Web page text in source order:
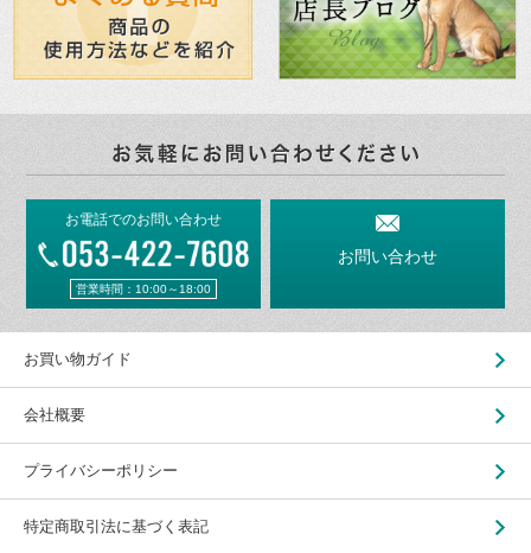
お電話でのお問い合わせ
営業時間：10:00～18:00
お問い合わせ
お買い物ガイド
会社概要
プライバシーポリシー
特定商取引法に基づく表記